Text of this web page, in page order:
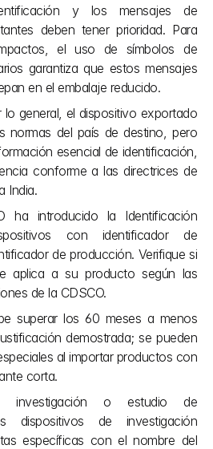
y los mensajes de
deben tener prioridad. Para
el uso de símbolos de
garantiza que estos mensajes
en el embalaje reducido.
lo general, el dispositivo exportado
normas del país de destino, pero
esencial de identificación,
conforme a las directrices de
India.
ha introducido la Identificación
con identificador de
de producción. Verifique si
aplica a su producto según las
de la CDSCO.
superar los 60 meses a menos
demostrada; se pueden
al importar productos con
corta.
investigación o estudio de
dispositivos de investigación
específicas con el nombre del